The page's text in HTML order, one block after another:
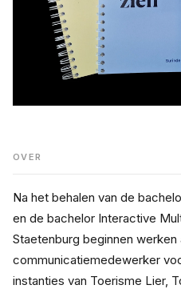
OVER
Na het behalen van de
en de bachelor Interactive
Staetenburg beginnen werken
communicatiemedewerker
instanties van Toerisme Lier,